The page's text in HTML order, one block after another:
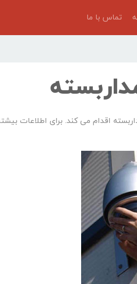
تماس با ما
اقدام می کند. برای اطلاعات